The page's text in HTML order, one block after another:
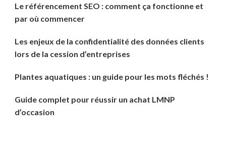
Le référencement SEO : comment ça fonctionne et
par où commencer
Les enjeux de la confidentialité des données clients
lors de la cession d’entreprises
Plantes aquatiques : un guide pour les mots fléchés !
Guide complet pour réussir un achat LMNP
d’occasion